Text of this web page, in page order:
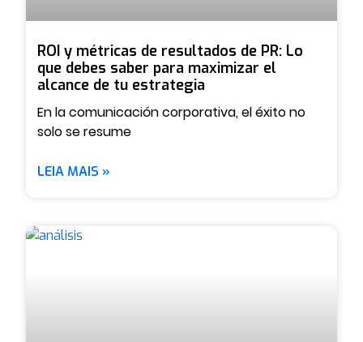
ROI y métricas de resultados de PR: Lo
que debes saber para maximizar el
alcance de tu estrategia
En la comunicación corporativa, el éxito no
solo se resume
LEIA MAIS »